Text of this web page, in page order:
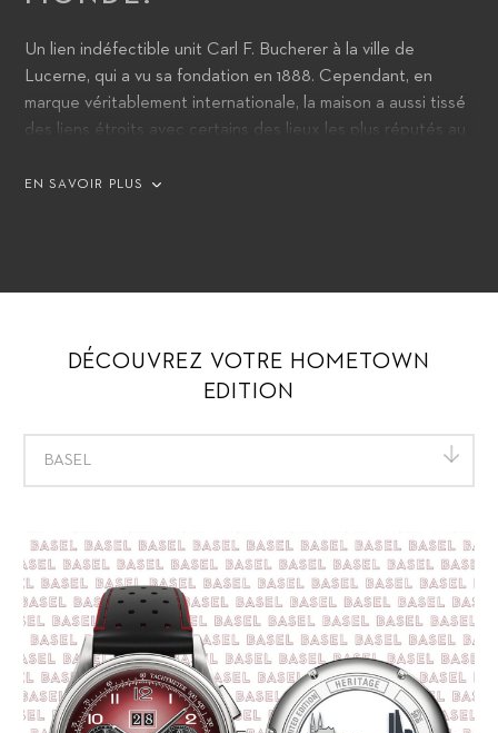
Un lien indéfectible unit Carl F. Bucherer à la ville de
Lucerne, qui a vu sa fondation en 1888. Cependant, en
marque véritablement internationale, la maison a aussi tissé
des liens étroits avec certains des lieux les plus réputés au
Hometown Edition, la marque rend hommage à Lucerne et
EN SAVOIR PLUS
DÉCOUVREZ VOTRE HOMETOWN
EDITION
BASEL